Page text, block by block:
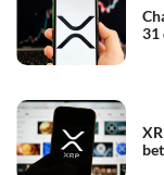
31